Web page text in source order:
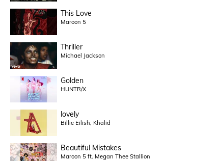
This Love
Maroon 5
Thriller
Michael Jackson
Golden
HUNTR/X
lovely
Billie Eilish, Khalid
Beautiful Mistakes
Maroon 5 ft. Megan Thee Stallion